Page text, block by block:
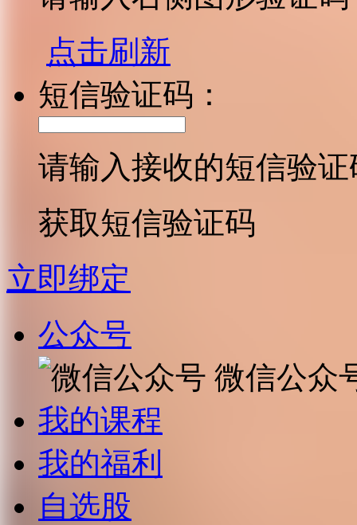
点击刷新
短信验证码：
请输入接收的短信验证
获取短信验证码
立即绑定
公众号
微信公众
我的课程
我的福利
自选股